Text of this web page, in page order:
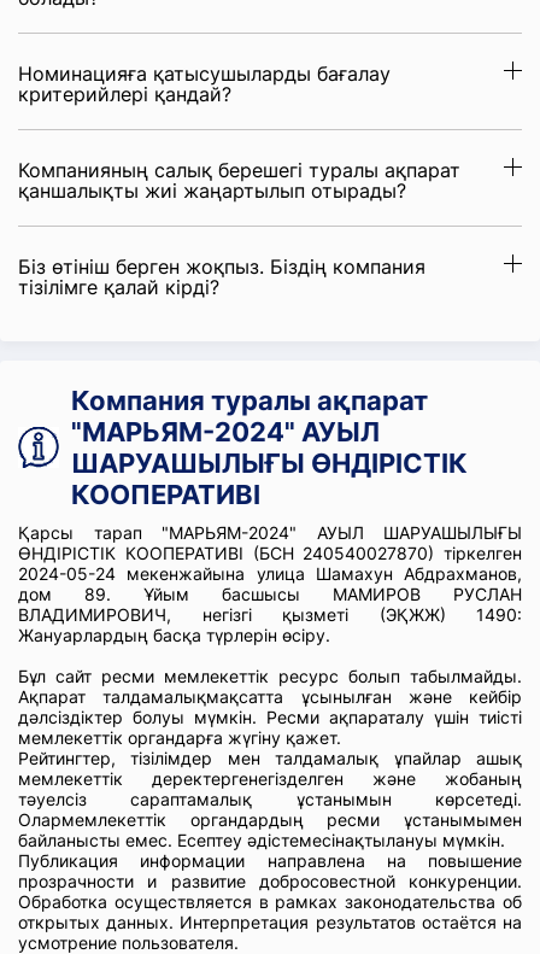
Номинацияға қатысушыларды бағалау
критерийлері қандай?
Компанияның салық берешегі туралы ақпарат
қаншалықты жиі жаңартылып отырады?
Біз өтініш берген жоқпыз. Біздің компания
тізілімге қалай кірді?
Компания туралы ақпарат
"МАРЬЯМ-2024" АУЫЛ
ШАРУАШЫЛЫҒЫ ӨНДІРІСТІК
КООПЕРАТИВІ
Қарсы тарап "МАРЬЯМ-2024" АУЫЛ ШАРУАШЫЛЫҒЫ
ӨНДІРІСТІК КООПЕРАТИВІ (БСН 240540027870) тіркелген
2024-05-24 мекенжайына улица Шамахун Абдрахманов,
дом 89. Ұйым басшысы МАМИРОВ РУСЛАН
ВЛАДИМИРОВИЧ, негізгі қызметі (ЭҚЖЖ) 1490:
Жануарлардың басқа түрлерін өсіру.
Бұл сайт ресми мемлекеттік ресурс болып табылмайды.
Ақпарат талдамалықмақсатта ұсынылған және кейбір
дәлсіздіктер болуы мүмкін. Ресми ақпараталу үшін тиісті
мемлекеттік органдарға жүгіну қажет.
Рейтингтер, тізілімдер мен талдамалық ұпайлар ашық
мемлекеттік деректергенегізделген және жобаның
тәуелсіз сараптамалық ұстанымын көрсетеді.
Олармемлекеттік органдардың ресми ұстанымымен
байланысты емес. Есептеу әдістемесінақтылануы мүмкін.
Публикация информации направлена на повышение
прозрачности и развитие добросовестной конкуренции.
Обработка осуществляется в рамках законодательства об
открытых данных. Интерпретация результатов остаётся на
усмотрение пользователя.